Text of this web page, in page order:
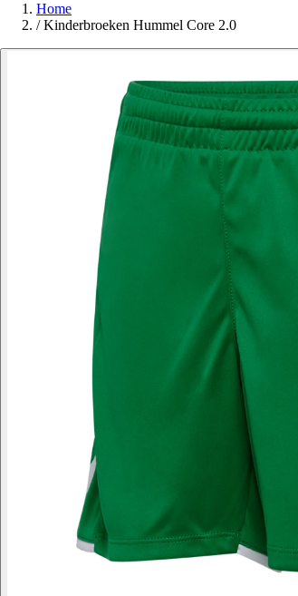
Home
/ Kinderbroeken Hummel Core 2.0